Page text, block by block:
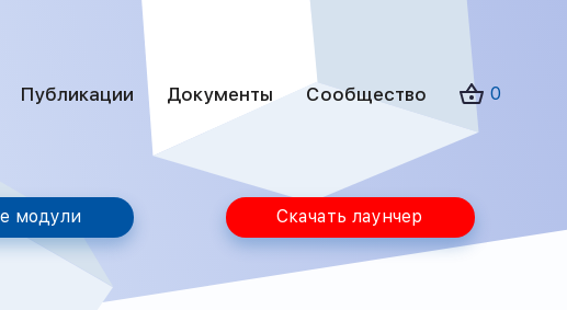
Публикации Документы Сообщество 0
модули Скачать лаунчер